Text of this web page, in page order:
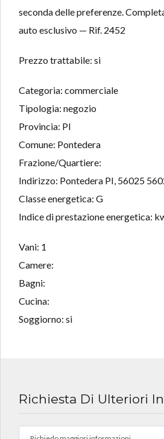
seconda delle preferenze.
auto esclusivo — Rif. 2452
Prezzo trattabile: si
Categoria: commerciale
Tipologia: negozio
Provincia: PI
Comune: Pontedera
Frazione/Quartiere:
Indirizzo: Pontedera PI, 56025
Classe energetica: G
Indice di prestazione energetica:
Vani: 1
Camere:
Bagni:
Cucina:
Soggiorno: si
Richiesta Di Ulteriori